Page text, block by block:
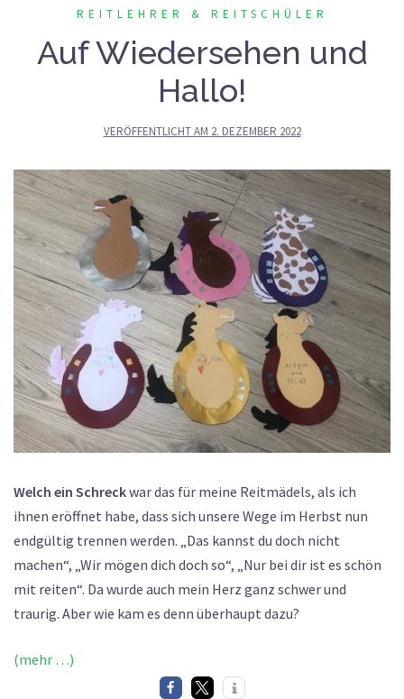
REITLEHRER & REITSCHÜLER
Auf Wiedersehen und
Hallo!
VERÖFFENTLICHT AM 2. DEZEMBER 2022
Welch ein Schreckwar das für meine Reitmädels, als ich
ihnen eröffnet habe, dass sich unsere Wege im Herbst nun
endgültig trennen werden. „Das kannst du doch nicht
machen“, „Wir mögen dich doch so“, „Nur bei dir ist es schön
mit reiten“. Da wurde auch mein Herz ganz schwer und
traurig. Aber wie kam es denn überhaupt dazu?
(mehr …)